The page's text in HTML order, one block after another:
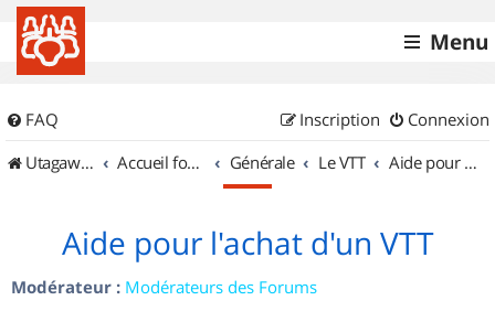
Menu
FAQ Connexion
Inscription
UtagawaVTT (Randos VTT et VTTAE avec traces GPS)
Accueil forum Générale Le VTT Aide pour l'achat d'un VTT
Aide pour l'achat d'un VTT
Modérateur : Modérateurs des Forums